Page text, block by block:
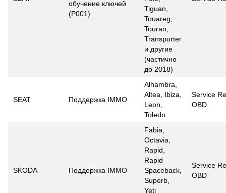
обучение ключей
(P001)
Tiguan,
Touareg,
Touran,
Transporter
и другие
(частично
до 2018)
SEAT Поддержка IMMO
Alhambra,
Altea, Ibiza,
Leon,
Toledo
Service
OBD
SKODA Поддержка IMMO
Fabia,
Octavia,
Rapid,
Rapid
Spaceback,
Superb,
Yeti
Service
OBD